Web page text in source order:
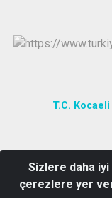
T.C.
Bağlarbaşı
Sizlere daha
çerezlere yer